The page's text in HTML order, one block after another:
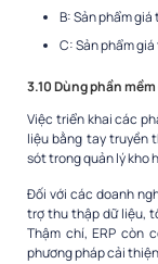
B: Sản phẩm
C: Sản phẩm
3.10 Dùng phần
Việc triển khai các
liệu bằng tay truyền
sót trong quản lý kho
Đối với các doanh
trợ thu thập dữ liệu,
Thậm chí, ERP còn
phương pháp cải